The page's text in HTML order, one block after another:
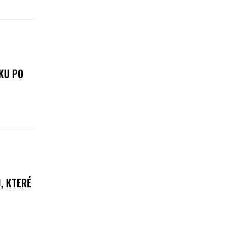
PO
KTERÉ